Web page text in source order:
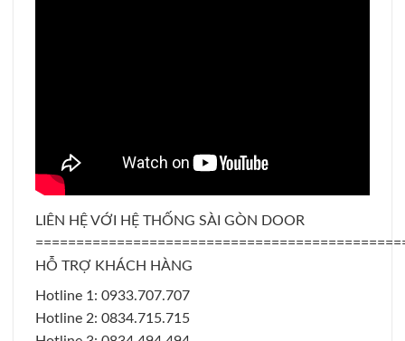
LIÊN HỆ VỚI HỆ THỐNG SÀI GÒN DOOR
HỖ TRỢ KHÁCH HÀNG
Hotline 1: 0933.707.707
Hotline 2: 0834.715.715